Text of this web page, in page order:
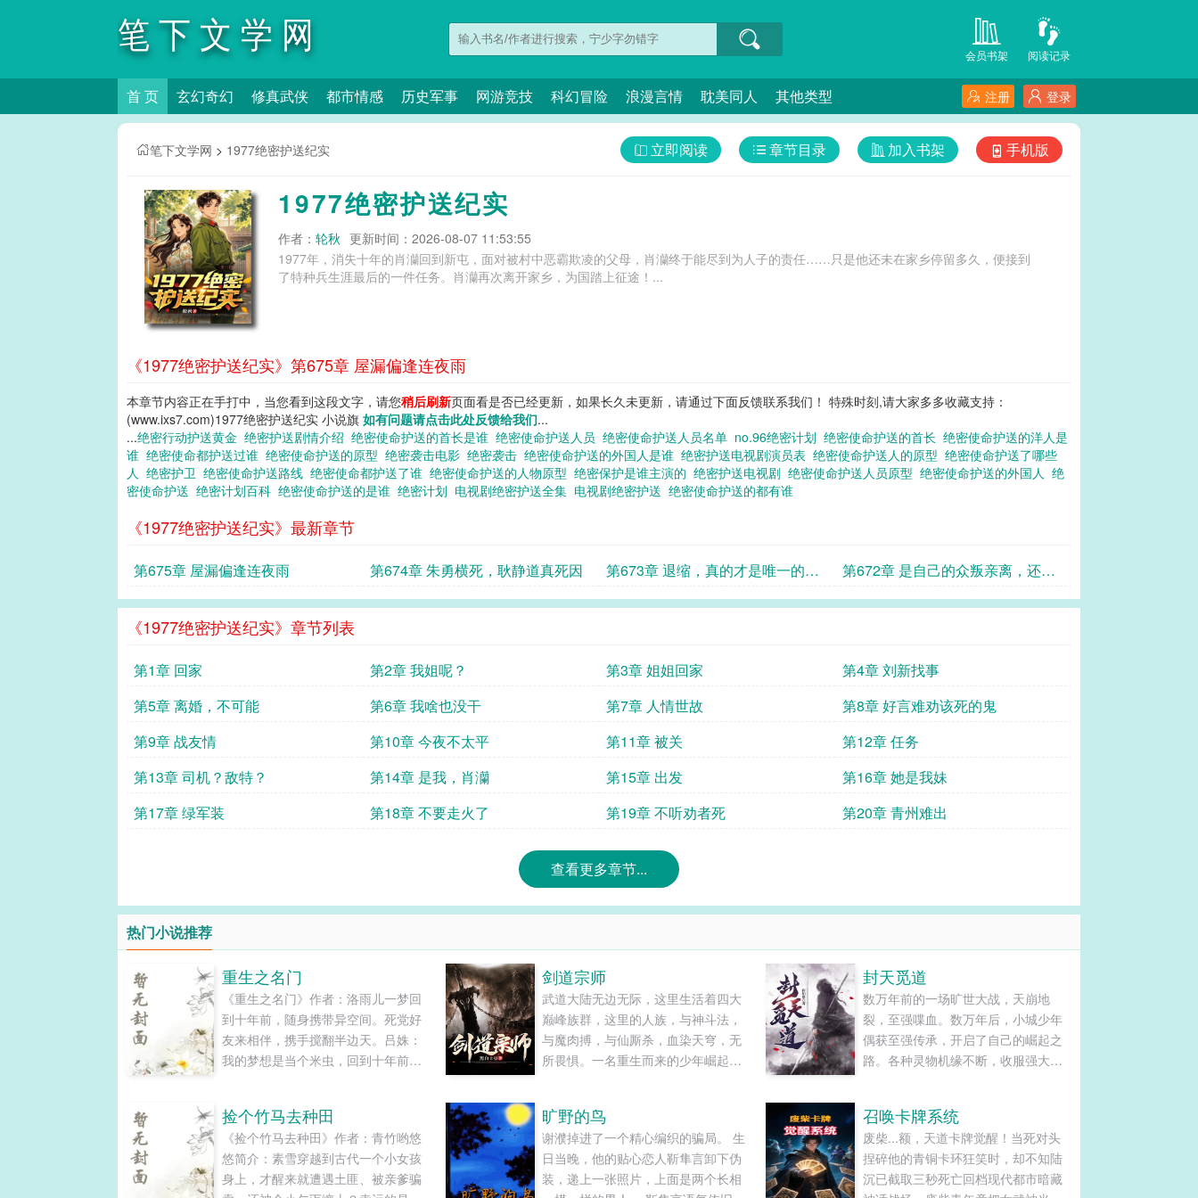
笔下文学网 阅读记录
会员书架
首 页 玄幻奇幻 修真武侠 都市情感 历史军事 网游竞技 科幻冒险 浪漫言情 耽美同人 其他类型 登录
注册
笔下文学网 > 1977绝密护送纪实 手机版
加入书架
章节目录
立即阅读
1977绝密护送纪实
作者： 轮秋 更新时间：2026-08-07 11:53:55
1977年，消失十年的肖灡回到新屯，面对被村中恶霸欺凌的父母，肖灡终于能尽到为人子的责任……只是他还未在家乡停留多久，便接到
了特种兵生涯最后的一件任务。肖灡再次离开家乡，为国踏上征途！...
《1977绝密护送纪实》第675章 屋漏偏逢连夜雨
本章节内容正在手打中，当您看到这段文字，请您稍后刷新页面看是否已经更新，如果长久未更新，请通过下面反馈联系我们！ 特殊时刻,请大家多多收藏支持：
(www.ixs7.com)1977绝密护送纪实 小说旗 如有问题请点击此处反馈给我们...
...绝密行动护送黄金 绝密护送剧情介绍 绝密使命护送的首长是谁 绝密使命护送人员 绝密使命护送人员名单 no.96绝密计划 绝密使命护送的首长 绝密使命护送的洋人是
谁 绝密使命都护送过谁 绝密使命护送的原型 绝密袭击电影 绝密袭击 绝密使命护送的外国人是谁 绝密护送电视剧演员表 绝密使命护送人的原型 绝密使命护送了哪些
人 绝密护卫 绝密使命护送路线 绝密使命都护送了谁 绝密使命护送的人物原型 绝密保护是谁主演的 绝密护送电视剧 绝密使命护送人员原型 绝密使命护送的外国人 绝
密使命护送 绝密计划百科 绝密使命护送的是谁 绝密计划 电视剧绝密护送全集 电视剧绝密护送 绝密使命护送的都有谁
《1977绝密护送纪实》最新章节
第675章 屋漏偏逢连夜雨 第674章 朱勇横死，耿静道真死因
第673章 退缩，真的才是唯一的
吗？
第672章 是自己的众叛亲离，还是
亲人的背叛！
《1977绝密护送纪实》章节列表
第1章 回家 第2章 我姐呢？ 第3章 姐姐回家
第4章 刘新找事
第5章 离婚，不可能
第6章 我啥也没干 第7章 人情世故
第8章 好言难劝该死的鬼
第9章 战友情
第10章 今夜不太平 第11章 被关
第12章 任务
第13章 司机？敌特？
第14章 是我，肖灡 第15章 出发
第16章 她是我妹
第17章 绿军装
第18章 不要走火了 第19章 不听劝者死 第20章 青州难出
查看更多章节...
热门小说推荐
重生之名门
《重生之名门》作者：洛雨儿一梦回
到十年前，随身携带异空间。死党好
友来相伴，携手搅翻半边天。吕姝：
我的梦想是当个米虫，回到十年前最
不事生产的富二代啦！温婷：我会让
有些人后悔来到世上，后悔招惹了不
该招惹的人。那些曾经瞧不起我的，
那些曾经践踏过我的尊严的，我会让
剑道宗师
武道大陆无边无际，这里生活着四大
巅峰族群，这里的人族，与神斗法，
与魔肉搏，与仙厮杀，血染天穹，无
所畏惧。一名重生而来的少年崛起于
九重天！仅凭手中三尺剑，斩尽世间
一切敌！当今大世，唯剑独尊！......
封天觅道
数万年前的一场旷世大战，天崩地
裂，至强喋血。数万年后，小城少年
偶获至强传承，开启了自己的崛起之
路。各种灵物机缘不断，收服强大圣
捡个竹马去种田
《捡个竹马去种田》作者：青竹哟悠
悠简介：素雪穿越到古代一个小女孩
身上，才醒来就遭遇土匪、被亲爹骗
旷野的鸟
谢濮掉进了一个精心编织的骗局。 生
日当晚，他的贴心恋人靳隼言卸下伪
装，递上一张照片，上面是两个长相
召唤卡牌系统
废柴...额，天道卡牌觉醒！当死对头
捏碎他的青铜卡环狂笑时，却不知陆
沉已截取三秒死亡回档现代都市暗藏